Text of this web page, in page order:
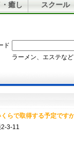
癒し スクール
ド
ラーメン、エステなど
くらで取得する予定で
3-11